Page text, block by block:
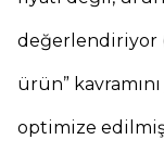
değerlendiriyor
ürün”
optimize edilmiş